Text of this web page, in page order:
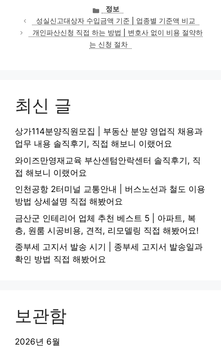
카
테
고
리
정보
성실신고대상자 수입금액 기준 | 업종별 기준액 비교
개인파산신청 직접 하는 방법 | 변호사 없이 비용 절약하
는 신청 절차
최신 글
상가114분양직원모집 | 부동산 분양 영업직 채용과
업무 내용 솔직후기, 직접 해보니 이랬어요
와이즈만영재교육 부산센텀안락센터 솔직후기, 직
접 해보니 이랬어요
인천공항 2터미널 교통안내 | 버스노선과 철도 이용
방법 상세설명 직접 해봤어요
금산군 인테리어 업체 추천 베스트 5 | 아파트, 복
층, 원룸 시공비용, 견적, 리모델링 직접 해봤어요!
종부세 고지서 발송 시기 | 종부세 고지서 발송일과
확인 방법 직접 해봤어요
보관함
2026년 6월